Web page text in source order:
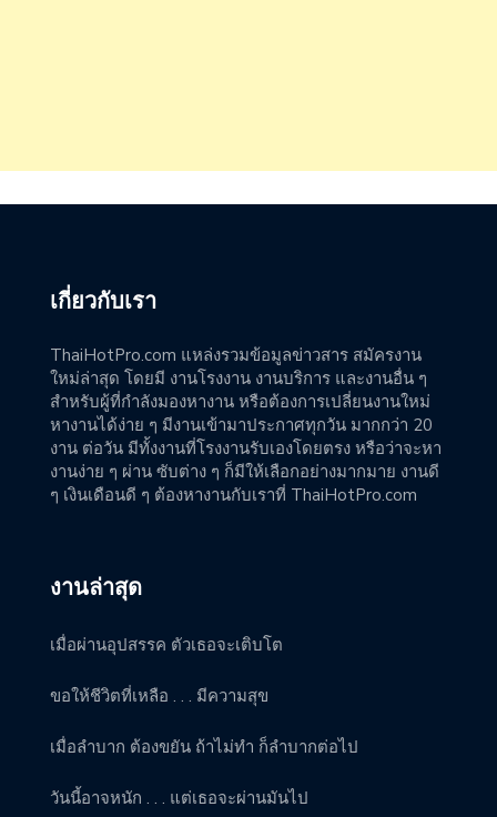
เกี่ยวกับเรา
ThaiHotPro.com แหล่งรวมข้อมูลข่าวสาร สมัครงาน
ใหม่ล่าสุด โดยมี งานโรงงาน งานบริการ และงานอื่น ๆ
สำหรับผู้ที่กำลังมองหางาน หรือต้องการเปลี่ยนงานใหม่
หางานได้ง่าย ๆ มีงานเข้ามาประกาศทุกวัน มากกว่า 20
งาน ต่อวัน มีทั้งงานที่โรงงานรับเองโดยตรง หรือว่าจะหา
งานง่าย ๆ ผ่าน ซับต่าง ๆ ก็มีให้เลือกอย่างมากมาย งานดี
ๆ เงินเดือนดี ๆ ต้องหางานกับเราที่ ThaiHotPro.com
งานล่าสุด
เมื่อผ่านอุปสรรค ตัวเธอจะเติบโต
ขอให้ชีวิตที่เหลือ . . . มีความสุข
เมื่อลำบาก ต้องขยัน ถ้าไม่ทำ ก็ลำบากต่อไป
วันนี้อาจหนัก . . . แต่เธอจะผ่านมันไป